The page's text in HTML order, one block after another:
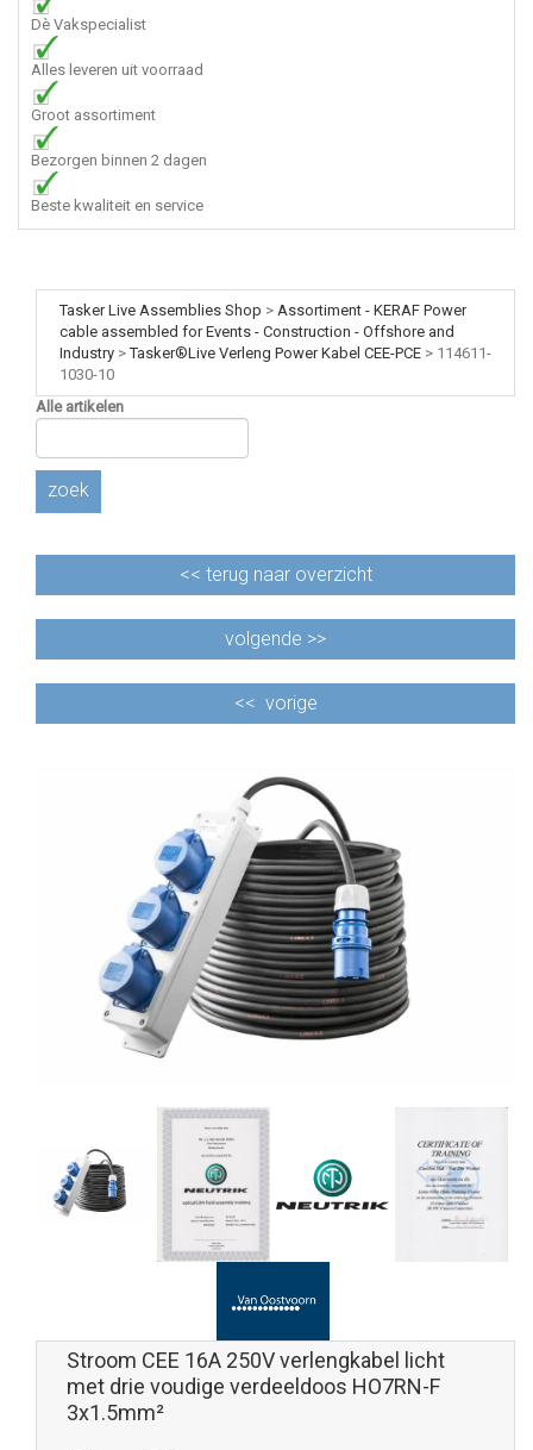
Dè Vakspecialist
Alles leveren uit voorraad
Groot assortiment
Bezorgen binnen 2 dagen
Beste kwaliteit en service
Tasker Live Assemblies Shop > Assortiment - KERAF Power
cable assembled for Events - Construction - Offshore and
Industry >Tasker®Live Verleng Power Kabel CEE-PCE > 114611-
1030-10
Alle artikelen
zoek
<< terug naar overzicht
volgende >>
<< vorige
Stroom CEE 16A 250V verlengkabel licht
met drie voudige verdeeldoos HO7RN-F
3x1.5mm²